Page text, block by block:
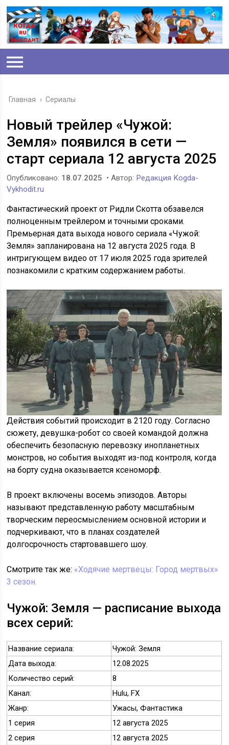
Главная › Сериалы
Новый трейлер «Чужой:
Земля» появился в сети —
старт сериала 12 августа 2025
Опубликовано: 18.07.2025 • Автор: Редакция Kogda-
Vykhodit.ru
Фантастический проект от Ридли Скотта обзавелся
полноценным трейлером и точными сроками.
Премьерная дата выхода нового сериала «Чужой:
Земля» запланирована на 12 августа 2025 года. В
интригующем видео от 17 июля 2025 года зрителей
познакомили с кратким содержанием работы.
Действия событий происходит в 2120 году. Согласно
сюжету, девушка-робот со своей командой должна
обеспечить безопасную перевозку инопланетных
монстров, но события выходят из-под контроля, когда
на борту судна оказывается ксеноморф.
В проект включены восемь эпизодов. Авторы
называют представленную работу масштабным
творческим переосмыслением основной истории и
подчеркивают, что в планах создателей
долгосрочность стартовавшего шоу.
Смотрите так же: «Ходячие мертвецы: Город мертвых»
3 сезон.
Чужой: Земля — расписание выхода
всех серий:
Название сериала:
Чужой: Земля
Дата выхода:
12.08.2025
Количество серий:
8
Канал:
Hulu, FX
Жанр:
Ужасы, Фантастика
1 серия
12 августа 2025
2 серия
12 августа 2025